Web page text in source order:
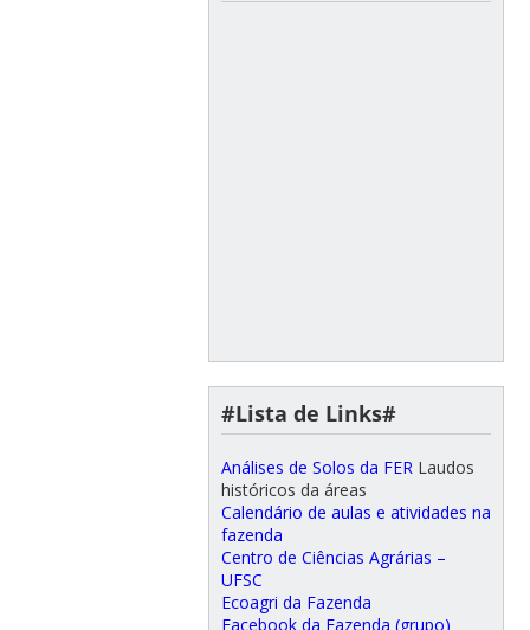
#Lista de Links#
Análises de Solos da FER Laudos
históricos da áreas
Calendário de aulas e atividades na
fazenda
Centro de Ciências Agrárias –
UFSC
Ecoagri da Fazenda
Facebook da Fazenda (grupo)